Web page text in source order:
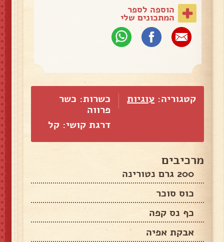
הוספה לספר
המתכונים שלי
קטגוריה: עוגיות
כשרות: כשר
פרווה
דרגת קושי: קל
מרכיבים
200 גרם נטורינה
כוס סוכר
כף נס קפה
אבקת אפיה